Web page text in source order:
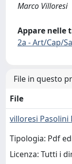
Marco Villoresi
Appare nelle
2a - Art/Cap/
File in questo
File
villoresi Pasolini
Tipologia: Pdf
Licenza: Tutti i